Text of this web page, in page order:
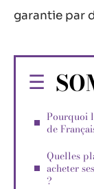
garantie par
Pourquoi
de
Quelles
acheter
?